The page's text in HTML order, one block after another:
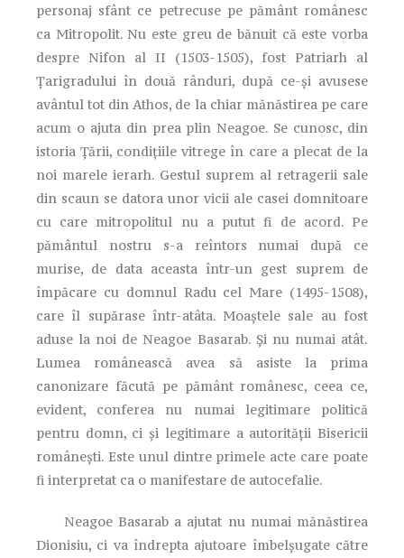
personaj sfânt ce petrecuse pe pământ românesc
ca Mitropolit. Nu este greu de bănuit că este vorba
despre Nifon al II (1503-1505), fost Patriarh al
Ţarigradului în două rânduri, după ce-şi avusese
avântul tot din Athos, de la chiar mănăstirea pe care
acum o ajuta din prea plin Neagoe. Se cunosc, din
istoria Ţării, condiţiile vitrege în care a plecat de la
noi marele ierarh. Gestul suprem al retragerii sale
din scaun se datora unor vicii ale casei domnitoare
cu care mitropolitul nu a putut fi de acord. Pe
pământul nostru s-a reîntors numai după ce
murise, de data aceasta într-un gest suprem de
împăcare cu domnul Radu cel Mare (1495-1508),
care îl supărase într-atâta. Moaştele sale au fost
aduse la noi de Neagoe Basarab. Şi nu numai atât.
Lumea românească avea să asiste la prima
canonizare făcută pe pământ românesc, ceea ce,
evident, conferea nu numai legitimare politică
pentru domn, ci şi legitimare a autorităţii Bisericii
româneşti. Este unul dintre primele acte care poate
fi interpretat ca o manifestare de autocefalie.
Neagoe Basarab a ajutat nu numai mănăstirea
Dionisiu, ci va îndrepta ajutoare îmbelşugate către